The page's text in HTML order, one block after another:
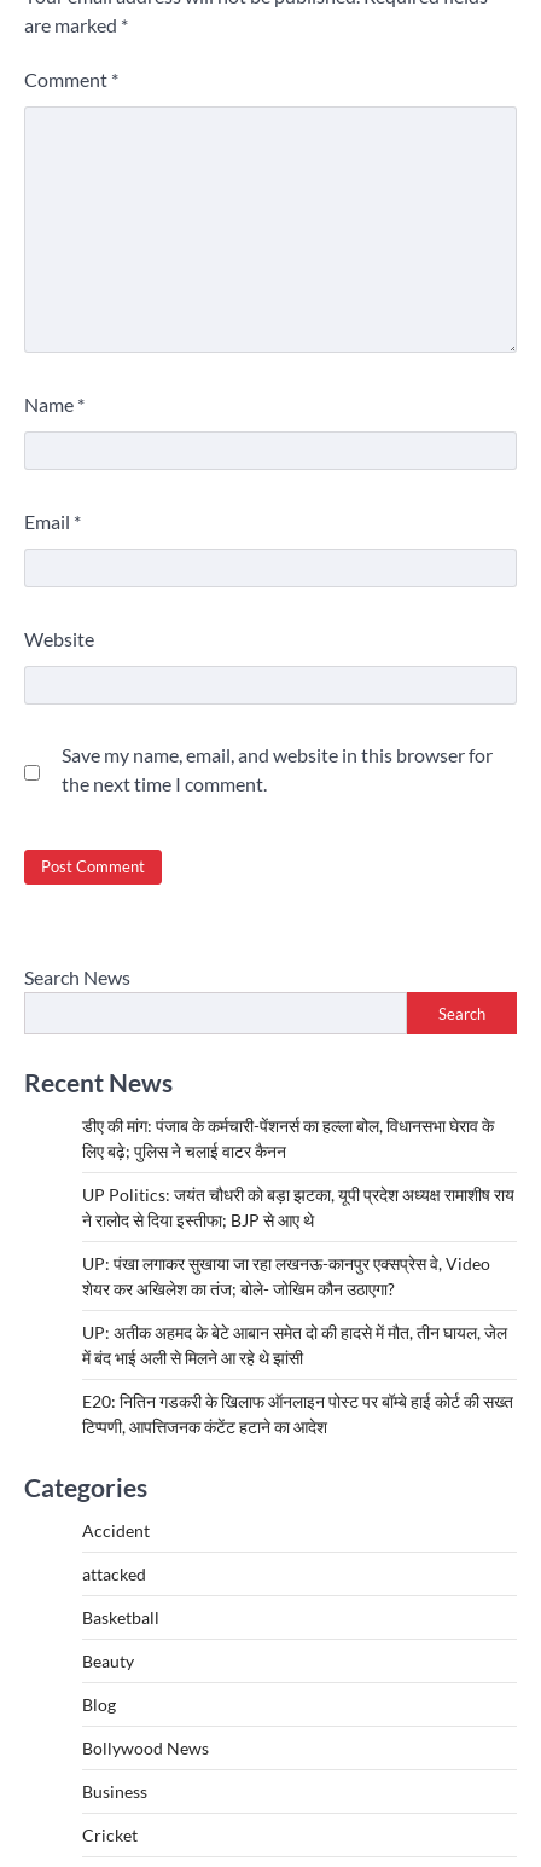
are marked *
Comment *
Name *
Email *
Website
Save my name, email, and website in this browser for
the next time I comment.
Search News
Search
Recent News
डीए की मांग: पंजाब के कर्मचारी-पेंशनर्स का हल्ला बोल, विधानसभा घेराव के
लिए बढ़े; पुलिस ने चलाई वाटर कैनन
UP Politics: जयंत चौधरी को बड़ा झटका, यूपी प्रदेश अध्यक्ष रामाशीष राय
ने रालोद से दिया इस्तीफा; BJP से आए थे
UP: पंखा लगाकर सुखाया जा रहा लखनऊ-कानपुर एक्सप्रेस वे, Video
शेयर कर अखिलेश का तंज; बोले- जोखिम कौन उठाएगा?
UP: अतीक अहमद के बेटे आबान समेत दो की हादसे में मौत, तीन घायल, जेल
में बंद भाई अली से मिलने आ रहे थे झांसी
E20: नितिन गडकरी के खिलाफ ऑनलाइन पोस्ट पर बॉम्बे हाई कोर्ट की सख्त
टिप्पणी, आपत्तिजनक कंटेंट हटाने का आदेश
Categories
Accident
attacked
Basketball
Beauty
Blog
Bollywood News
Business
Cricket